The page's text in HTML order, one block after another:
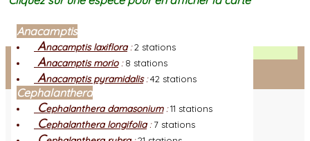
Facebook
Connexion adhérent
Anacamptis
Anacamptis laxiflora:2 stations
Anacamptis morio:8 stations
Anacamptis pyramidalis:42 stations
Cephalanthera
Cephalanthera damasonium:11 stations
Cephalanthera longifolia:7 stations